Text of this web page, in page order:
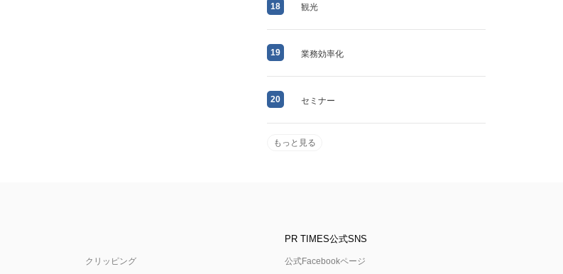
18 観光
19 業務効率化
20 セミナー
もっと見る
クリッピング
PR TIMES公式SNS
公式Facebookページ